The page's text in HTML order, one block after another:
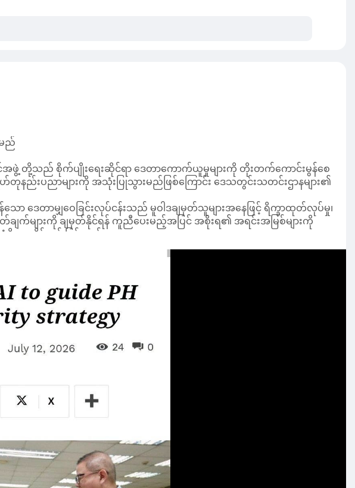
ည်
ည်းပညာများကို အသုံးပြုသွားမည်ဖြစ်ကြောင်း ဒေသတွင်းသတင်းဌာနများ၏
ာ ဒေတာမျှဝေခြင်းလုပ်ငန်းသည် မူဝါဒချမှတ်သူများအနေဖြင့် ရိက္ခာထုတ်လုပ်မှု၊
ချက်များကို ချမှတ်နိုင်ရန် ကူညီပေးမည့်အပြင် အစိုးရ၏ အရင်းအမြစ်များကို
ေးနိုင်မည် ဖြစ်သည်။
တွက်ချက်ရန်အတွက် ဂြိုဟ်တုဓာတ်ပုံများနှင့် AI နည်းပညာကို စမ်းသပ်အသုံးပြု
မှုကို မြှင့်တင်နိုင်ရန် ကွင်းဆင်းစစ်ဆေးအတည်ပြုခြင်းလုပ်ငန်းများမှတစ်ဆင့် ယခု
းသည် ထုတ်လုပ်မှုခန့်မှန်းချက်များကို မြှင့်တင်ပေးနိုင်ခြင်း၊ အနာဂတ်၏
ာက်ပံ့မှုကို ထိခိုက်စေသည့် ပြဿနာရပ်များအပေါ် အစိုးရအနေဖြင့် ပိုမိုလျင်မြန်စွာ
ကြီးဌာနက ပြောကြားခဲ့သည်။